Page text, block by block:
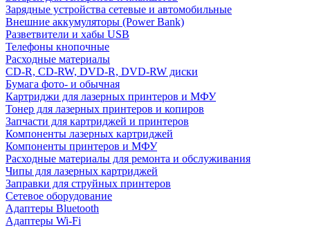
Зарядные устройства сетевые и автомобильные
Внешние аккумуляторы (Power Bank)
Разветвители и хабы USB
Телефоны кнопочные
Расходные материалы
CD-R, CD-RW, DVD-R, DVD-RW диски
Бумага фото- и обычная
Картриджи для лазерных принтеров и МФУ
Тонер для лазерных принтеров и копиров
Запчасти для картриджей и принтеров
Компоненты лазерных картриджей
Компоненты принтеров и МФУ
Расходные материалы для ремонта и обслуживания
Чипы для лазерных картриджей
Заправки для струйных принтеров
Сетевое оборудование
Адаптеры Bluetooth
Адаптеры Wi-Fi